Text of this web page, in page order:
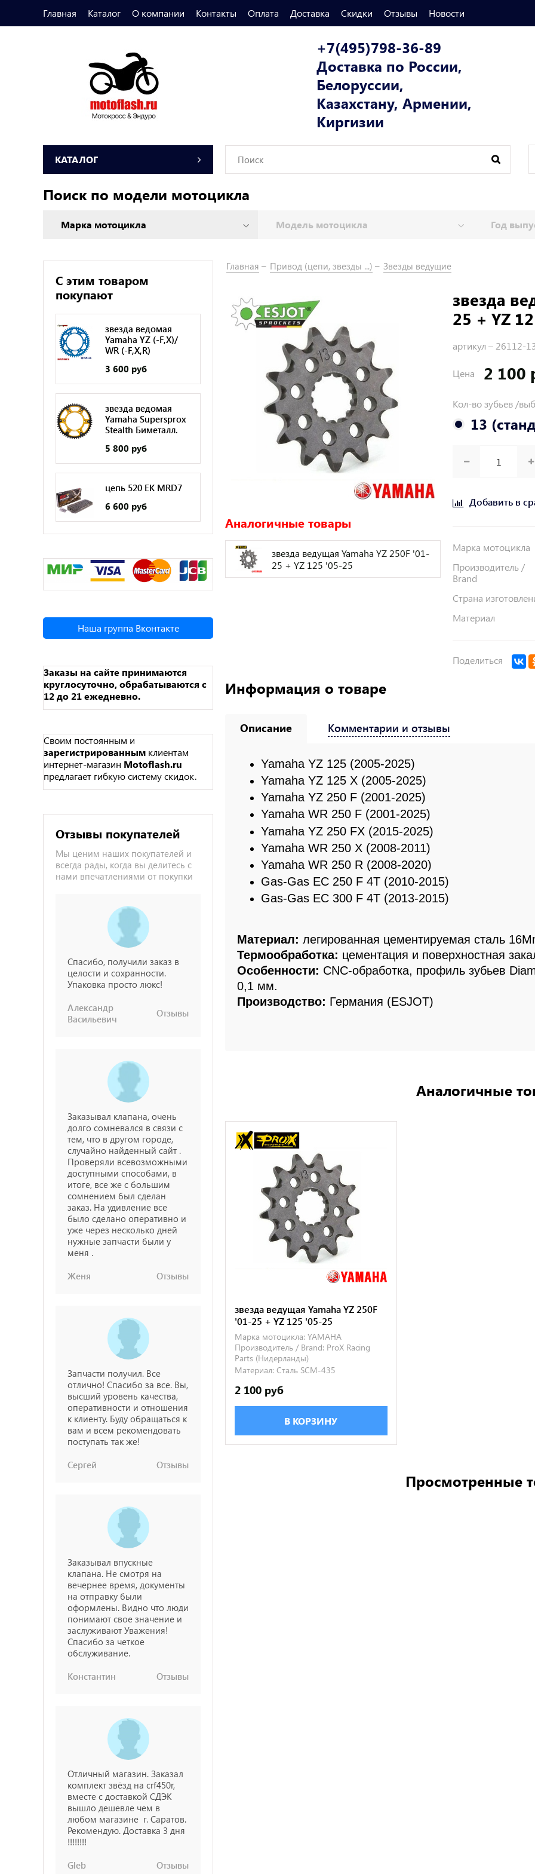
Главная Каталог О компании Контакты Оплата Доставка Скидки Отзывы Новости
+7(495)798-36-89
Доставка по России,
Белоруссии,
Казахстану, Армении,
Киргизии
КАТАЛОГ
Поиск по модели мотоцикла
С этим товаром
покупают
звезда ведомая
Yamaha YZ (-F,X)/
WR (-F,X,R)
3 600 руб
звезда ведомая
Yamaha Supersprox
Stealth Биметалл.
5 800 руб
цепь 520 EK MRD7
6 600 руб
Наша группа Вконтакте
Заказы на сайте принимаются
круглосуточно, обрабатываются с
12 до 21 ежедневно.
Своим постоянным и
зарегистрированным клиентам
интернет-магазин Motoflash.ru
предлагает гибкую систему скидок.
Отзывы покупателей
Мы ценим наших покупателей и
всегда рады, когда вы делитесь с
нами впечатлениями от покупки
Спасибо, получили заказ в
целости и сохранности.
Упаковка просто люкс!
Александр
Васильевич
Отзывы
Заказывал клапана, очень
долго сомневался в связи с
тем, что в другом городе,
случайно найденный сайт .
Проверяли всевозможными
доступными способами, в
итоге, все же с большим
сомнением был сделан
заказ. На удивление все
было сделано оперативно и
уже через несколько дней
нужные запчасти были у
меня .
Женя
Отзывы
Запчасти получил. Все
отлично! Спасибо за все. Вы,
высший уровень качества,
оперативности и отношения
к клиенту. Буду обращаться к
вам и всем рекомендовать
поступать так же!
Сергей
Отзывы
Заказывал впускные
клапана. Не смотря на
вечернее время, документы
на отправку были
оформлены. Видно что люди
понимают свое значение и
заслуживают Уважения!
Спасибо за четкое
обслуживание.
Константин
Отзывы
Отличный магазин. Заказал
комплект звёзд на crf450r,
вместе с доставкой СДЭК
вышло дешевле чем в
любом магазине г. Саратов.
Рекомендую. Доставка 3 дня
!!!!!!!!
Gleb
Отзывы
Главная Привод (цепи, звезды ...) Звезды ведущие
Аналогичные товары
звезда ведущая Yamaha YZ 250F '01-
25 + YZ 125 '05-25
звезда
25 + YZ
артикул – 26112-
Цена 2 100
Кол-во зубьев /
13
Добавить в
Марка мотоцикла
Производитель /
Brand
Страна
Материал
Поделиться
Информация о товаре
Описание
Yamaha YZ 125 (2005-2025)
Yamaha YZ 125 X (2005-2025)
Yamaha YZ 250 F (2001-2025)
Yamaha WR 250 F (2001-2025)
Yamaha YZ 250 FX (2015-2025)
Yamaha WR 250 X (2008-2011)
Yamaha WR 250 R (2008-2020)
Gas-Gas EC 250 F 4T (2010-2015)
Gas-Gas EC 300 F 4T (2013-2015)
Материал: легированная цементируемая сталь
Термообработка: цементация и поверхностная
Особенности: CNC-обработка, профиль зубьев
0,1 мм.
Производство: Германия (ESJOT)
Комментарии и отзывы
Аналогичные
звезда ведущая Yamaha YZ 250F
'01-25 + YZ 125 '05-25
Марка мотоцикла: YAMAHA
Производитель / Brand: ProX Racing
Parts (Нидерланды)
Материал: Сталь SCM-435
2 100 руб
В КОРЗИНУ
Просмотренные